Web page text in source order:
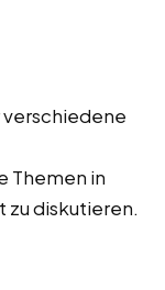
Themen in
diskutieren.